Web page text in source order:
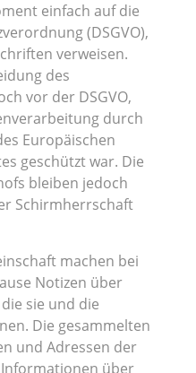
einfach auf die
(DSGVO),
verweisen.
des
vor der DSGVO,
durch
Europäischen
geschützt war. Die
bleiben jedoch
Schirmherrschaft
machen bei
Notizen über
sie und die
Die gesammelten
und Adressen der
über